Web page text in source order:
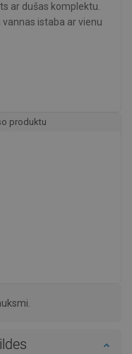
ar dušas komplektu.
istaba ar vienu
produktu